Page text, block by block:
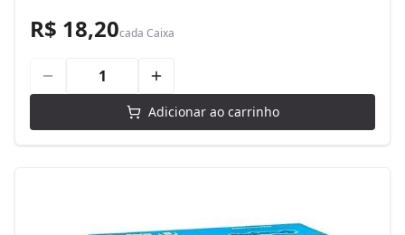
R$ 18,20cada Caixa
Adicionar ao carrinho